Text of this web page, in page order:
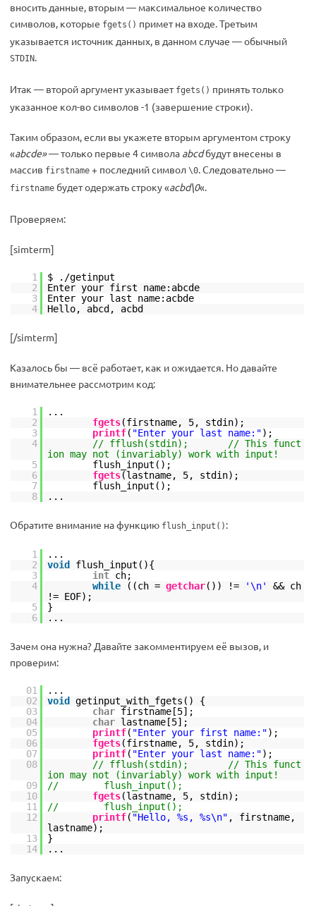
вносить данные, вторым — максимальное количество
символов, которые fgets() примет на входе. Третьим
указывается источник данных, в данном случае — обычный
STDIN.
Итак — второй аргумент указывает fgets() принять только
указанное кол-во символов -1 (завершение строки).
Таким образом, если вы укажете вторым аргументом строку
«abcde»— только первые 4 символа abcdбудут внесены в
массив firstname + последний символ \0. Следовательно —
firstname будет одержать строку «acbd\0«.
Проверяем:
[simterm]
1
$ ./getinput
2
Enter your first name:abcde
3
Enter your last name:acbde
4
Hello, abcd, acbd
[/simterm]
Казалось бы — всё работает, как и ожидается. Но давайте
внимательнее рассмотрим код:
1
...
2
fgets(firstname, 5, stdin);
3
printf( "Enter your last name:");
4
// fflush(stdin); // This funct
ion may not (invariably) work with input!
5
flush_input();
6
fgets(lastname, 5, stdin);
7
flush_input();
8
...
Обратите внимание на функцию flush_input() :
1
...
2
void
flush_input(){
3
int ch;
4
while ((ch = getchar()) != '\n'
&& ch
!= EOF);
5
}
6
...
Зачем она нужна? Давайте закомментируем её вызов, и
проверим:
01
...
02
void
getinput_with_fgets() {
03
char firstname[5];
04
char lastname[5];
05
printf( "Enter your first name:");
06
fgets(firstname, 5, stdin);
07
printf( "Enter your last name:");
08
// fflush(stdin); // This funct
ion may not (invariably) work with input!
09
// flush_input();
10
fgets(lastname, 5, stdin);
11
// flush_input();
12
printf( "Hello, %s, %s\n" , firstname,
lastname);
13
}
14
...
Запускаем: